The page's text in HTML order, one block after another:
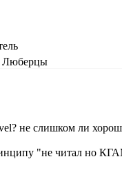
Люберцы
не слишком ли
"не читал но